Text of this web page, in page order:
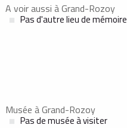
A voir aussi à Grand-Rozoy
Pas d'autre lieu de mémoire
Musée à Grand-Rozoy
Pas de musée à visiter